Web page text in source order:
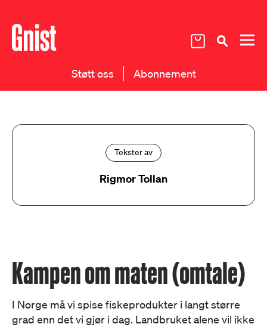
Støtt oss Abonnement
Tekster av
Rigmor Tollan
Kampen om maten (omtale)
I Norge må vi spise fiskeprodukter i langt større
grad enn det vi gjør i dag. Landbruket alene vil ikke